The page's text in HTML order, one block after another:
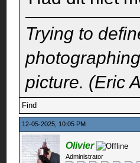
Trying to
picture. (Eric
Find
12-05-2025, 10:05 PM
Olivier
Administrator